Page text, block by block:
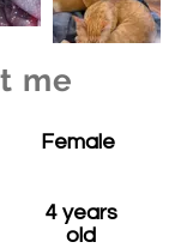
me
Female
4 years
old